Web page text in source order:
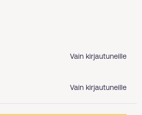
Vain kirjautuneille
Vain kirjautuneille